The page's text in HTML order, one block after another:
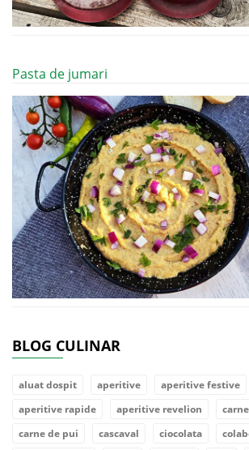
Pasta de jumari
BLOG CULINAR
aluat dospit aperitive aperitive festive
aperitive rapide
aperitive revelion
carne de pui
cascaval ciocolata